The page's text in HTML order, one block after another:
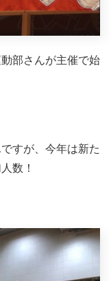
部さんが主催で始
すが、今年は新た
数！